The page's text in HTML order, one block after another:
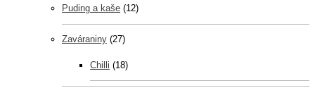
Puding a kaše (12)
Zaváraniny (27)
Chilli (18)